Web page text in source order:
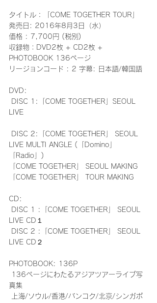
タイトル：「COME TOGETHER TOUR」
発売日: 2016年8月3日（水）
価格 : 7,700円 (税別)
収録物：DVD2枚 + CD2枚 +
PHOTOBOOK 136ページ
リージョンコード : 2 字幕: 日本語/韓国語
DVD:
LIVE
LIVE MULTI ANGLE (「Domino」
「Radio」)
「COME TOGETHER」 SEOUL MAKING
「COME TOGETHER」 TOUR MAKING
CD:
LIVE CD１
LIVE CD２
PHOTOBOOK: 136P
真集